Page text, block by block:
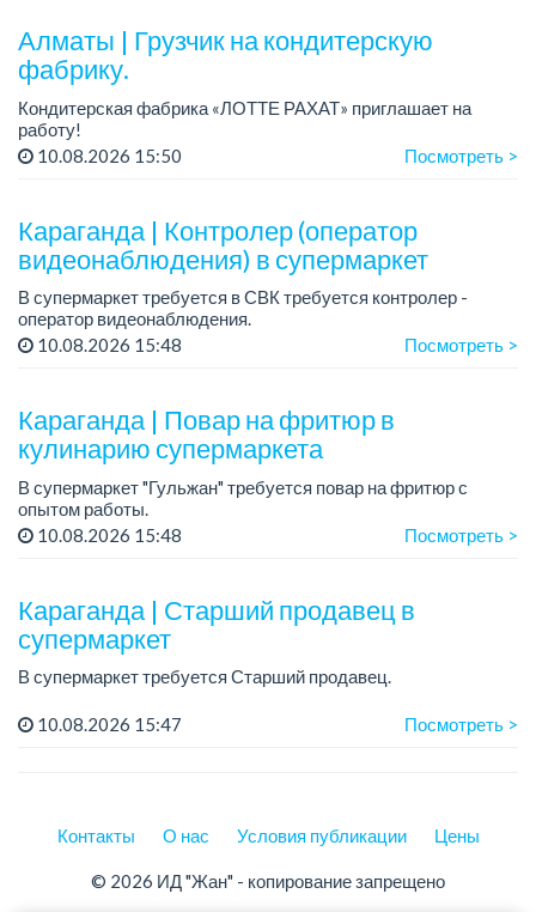
Алматы | Грузчик на кондитерскую
фабрику.
Кондитерская фабрика «ЛОТТЕ РАХАТ» приглашает на
работу!
График работы: сменный.
10.08.2026 15:50 Посмотреть >
Караганда | Контролер (оператор
видеонаблюдения) в супермаркет
В супермаркет требуется в СВК требуется контролер -
оператор видеонаблюдения.
График работы: 2/2, с 09 ч до 23 ч.
10.08.2026 15:48 Посмотреть >
Караганда | Повар на фритюр в
кулинарию супермаркета
В супермаркет "Гульжан" требуется повар на фритюр с
опытом работы.
Условия:
-...
10.08.2026 15:48 Посмотреть >
Караганда | Старший продавец в
супермаркет
В супермаркет требуется Старший продавец.
График работы: 5/2, по 10 часов.
10.08.2026 15:47 Посмотреть >
Контакты О нас Условия публикации Цены
© 2026 ИД "Жан" - копирование запрещено